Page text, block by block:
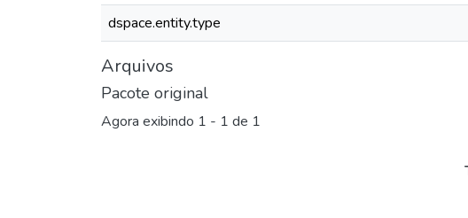
dspace.entity.type
Arquivos
Pacote original
Agora exibindo 1 - 1 de 1